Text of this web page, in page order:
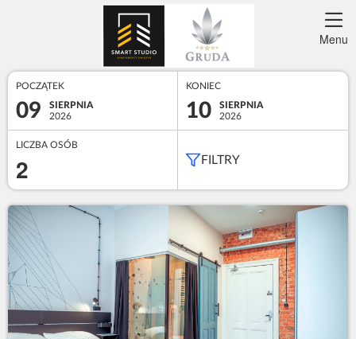
Menu
POCZĄTEK
09
SIERPNIA
2026
KONIEC
10
SIERPNIA
2026
LICZBA OSÓB
2 FILTRY